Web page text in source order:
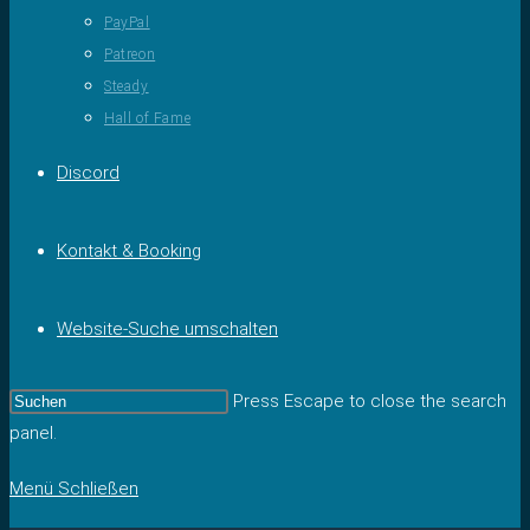
PayPal
Patreon
Steady
Hall of Fame
Discord
Kontakt & Booking
Website-Suche umschalten
Press Escape to close the search
panel.
Menü Schließen